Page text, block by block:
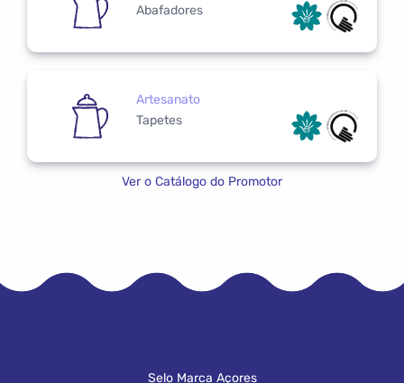
Abafadores
Artesanato
Tapetes
Ver o Catálogo do Promotor
Selo Marca Açores